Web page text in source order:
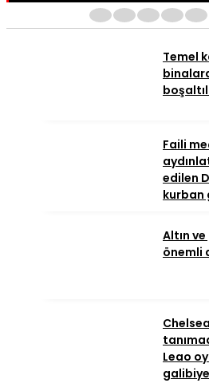
Temel
Faili
edilen
kurban
Altın
önemli
Leao